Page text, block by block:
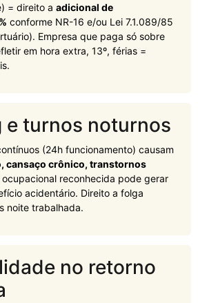
= direito a adicional de
conforme NR-16 e/ou Lei 7.1.089/85
Empresa que paga só sobre
em hora extra, 13º, férias =
e turnos noturnos
(24h funcionamento) causam
cansaço crônico, transtornos
ocupacional reconhecida pode gerar
acidentário. Direito a folga
noite trabalhada.
no retorno